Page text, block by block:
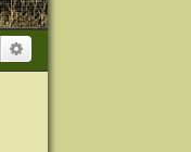
Suche